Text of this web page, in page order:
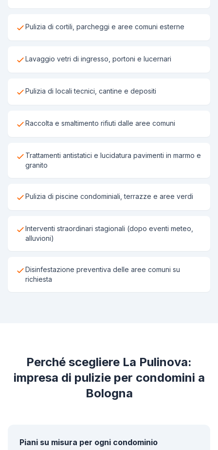
Pulizia di cortili, parcheggi e aree comuni esterne
Lavaggio vetri di ingresso, portoni e lucernari
Pulizia di locali tecnici, cantine e depositi
Raccolta e smaltimento rifiuti dalle aree comuni
Trattamenti antistatici e lucidatura pavimenti in marmo e
granito
Pulizia di piscine condominiali, terrazze e aree verdi
Interventi straordinari stagionali (dopo eventi meteo,
alluvioni)
Disinfestazione preventiva delle aree comuni su
richiesta
Perché scegliere La Pulinova:
impresa di pulizie per condomini a
Bologna
Piani su misura per ogni condominio